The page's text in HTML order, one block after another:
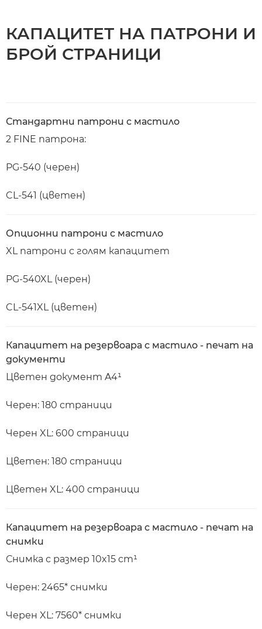
КАПАЦИТЕТ НА ПАТРОНИ И
БРОЙ СТРАНИЦИ
Стандартни патрони с мастило
2 FINE патрона:
PG-540 (черен)
CL-541 (цветен)
Опционни патрони с мастило
XL патрони с голям капацитет
PG-540XL (черен)
CL-541XL (цветен)
Капацитет на резервоара с мастило - печат на
документи
Цветен документ A4¹
Черен: 180 страници
Черен XL: 600 страници
Цветен: 180 страници
Цветен XL: 400 страници
Капацитет на резервоара с мастило - печат на
снимки
Снимка с размер 10x15 cm¹
Черен: 2465* снимки
Черен XL: 7560* снимки